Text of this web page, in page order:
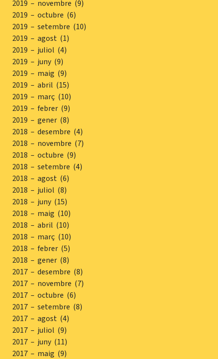
2019 – novembre (9)
2019 – octubre (6)
2019 – setembre (10)
2019 – agost (1)
2019 – juliol (4)
2019 – juny (9)
2019 – maig (9)
2019 – abril (15)
2019 – març (10)
2019 – febrer (9)
2019 – gener (8)
2018 – desembre (4)
2018 – novembre (7)
2018 – octubre (9)
2018 – setembre (4)
2018 – agost (6)
2018 – juliol (8)
2018 – juny (15)
2018 – maig (10)
2018 – abril (10)
2018 – març (10)
2018 – febrer (5)
2018 – gener (8)
2017 – desembre (8)
2017 – novembre (7)
2017 – octubre (6)
2017 – setembre (8)
2017 – agost (4)
2017 – juliol (9)
2017 – juny (11)
2017 – maig (9)